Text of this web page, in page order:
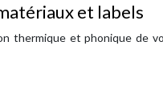
et labels
thermique et phonique de